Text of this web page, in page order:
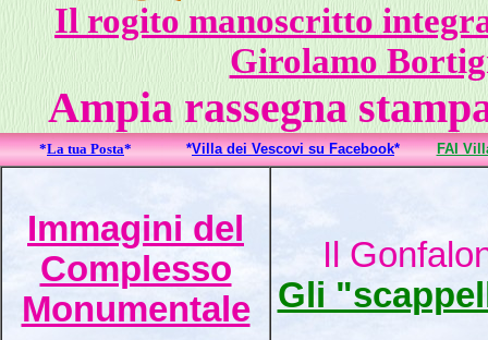
Il rogito manoscritto
Girolamo
Ampia rassegna
*La tua Posta* *Villa dei Vescovi su Facebook* FAI
Immagini del
Complesso
Monumentale
Il
Gli